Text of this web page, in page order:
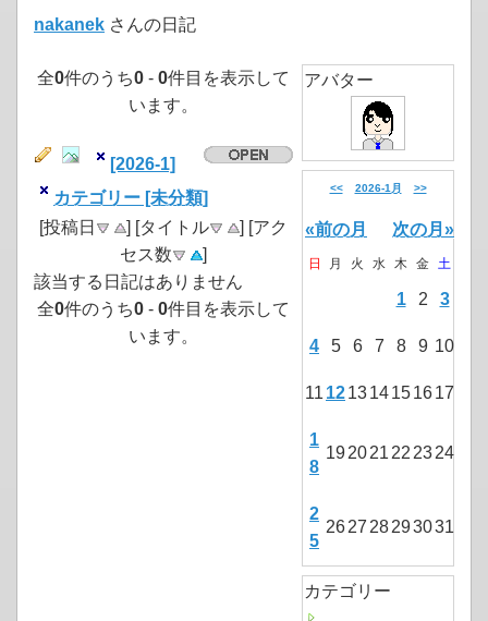
nakanek さんの日記
全0件のうち0 - 0件目を表示して
います。
[2026-1]
カテゴリー [未分類]
[投稿日
] [タイトル
] [アク
セス数
]
該当する日記はありません
全0件のうち0 - 0件目を表示して
います。
アバター
<< 2026-1月 >>
«前の月 次の月»
日 月 火 水 木 金 土
1 2 3
4 5 6 7 8 9 10
11 121314151617
1
8
192021 22 2324
2
5
2627 28293031
カテゴリー